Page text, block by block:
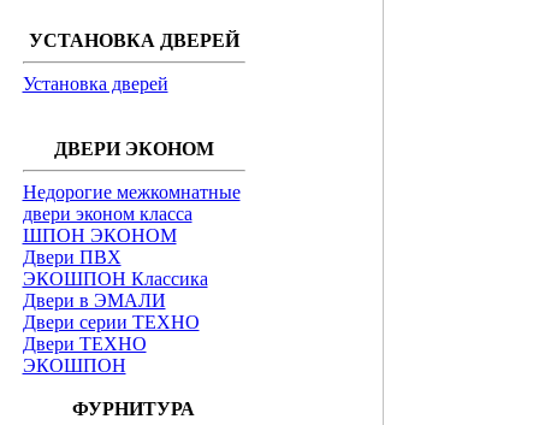
УСТАНОВКА ДВЕРЕЙ
Установка дверей
ДВЕРИ ЭКОНОМ
Недорогие межкомнатные
двери эконом класса
ШПОН ЭКОНОМ
Двери ПВХ
ЭКОШПОН Классика
Двери в ЭМАЛИ
Двери серии ТЕХНО
Двери ТЕХНО
ЭКОШПОН
ФУРНИТУРА